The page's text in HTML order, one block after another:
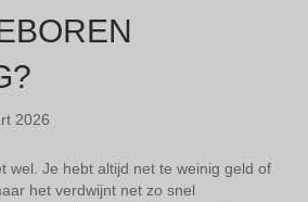
2026
wel. Je hebt altijd net te weinig geld of
het verdwijnt net zo snel